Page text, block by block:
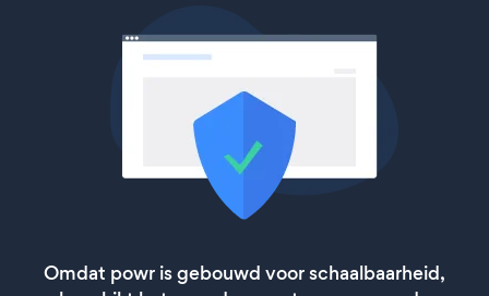
Omdat powr is gebouwd voor schaalbaarheid,